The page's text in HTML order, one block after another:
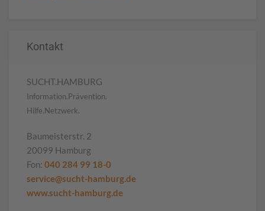
Kontakt
SUCHT.HAMBURG
Information.Prävention.
Hilfe.Netzwerk.
Baumeisterstr. 2
20099 Hamburg
Fon: 040 284 99 18-0
service@sucht-hamburg.de
www.sucht-hamburg.de